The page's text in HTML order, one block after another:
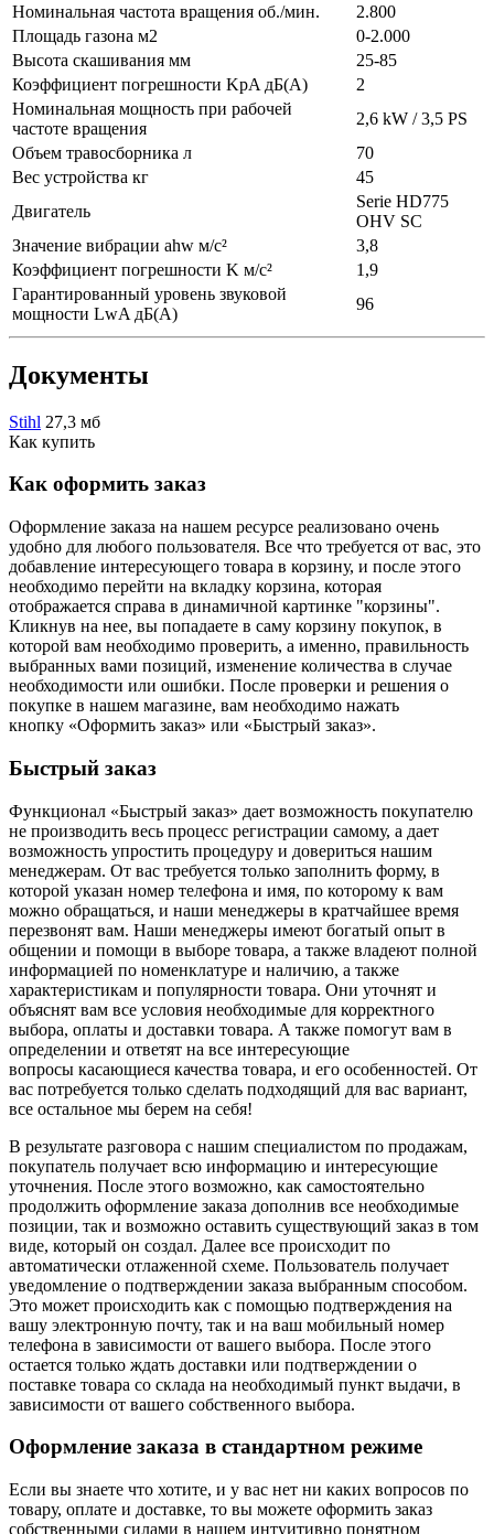
Номинальная частота вращения об./мин.
2.800
Площадь газона м2
0-2.000
Высота скашивания мм
25-85
Коэффициент погрешности KpA дБ(A)
2
Номинальная мощность при рабочей
частоте вращения
2,6 kW / 3,5 PS
Объем травосборника л
70
Вес устройства кг
45
Двигатель
Serie HD775
OHV SC
Значение вибрации ahw м/с²
3,8
Коэффициент погрешности K м/с²
1,9
Гарантированный уровень звуковой
мощности LwA дБ(A)
96
Документы
Stihl 27,3 мб
Как купить
Как оформить заказ
Оформление заказа на нашем ресурсе реализовано очень
удобно для любого пользователя. Все что требуется от вас, это
добавление интересующего товара в корзину, и после этого
необходимо перейти на вкладку корзина, которая
отображается справа в динамичной картинке "корзины".
Кликнув на нее, вы попадаете в саму корзину покупок, в
которой вам необходимо проверить, а именно, правильность
выбранных вами позиций, изменение количества в случае
необходимости или ошибки. После проверки и решения о
покупке в нашем магазине, вам необходимо нажать
кнопку «Оформить заказ» или «Быстрый заказ».
Быстрый заказ
Функционал «Быстрый заказ» дает возможность покупателю
не производить весь процесс регистрации самому, а дает
возможность упростить процедуру и довериться нашим
менеджерам. От вас требуется только заполнить форму, в
которой указан номер телефона и имя, по которому к вам
можно обращаться, и наши менеджеры в кратчайшее время
перезвонят вам. Наши менеджеры имеют богатый опыт в
общении и помощи в выборе товара, а также владеют полной
информацией по номенклатуре и наличию, а также
характеристикам и популярности товара. Они уточнят и
объяснят вам все условия необходимые для корректного
выбора, оплаты и доставки товара. А также помогут вам в
определении и ответят на все интересующие
вопросы касающиеся качества товара, и его особенностей. От
вас потребуется только сделать подходящий для вас вариант,
все остальное мы берем на себя!
В результате разговора с нашим специалистом по продажам,
покупатель получает всю информацию и интересующие
уточнения. После этого возможно, как самостоятельно
продолжить оформление заказа дополнив все необходимые
позиции, так и возможно оставить существующий заказ в том
виде, который он создал. Далее все происходит по
автоматически отлаженной схеме. Пользователь получает
уведомление о подтверждении заказа выбранным способом.
Это может происходить как с помощью подтверждения на
вашу электронную почту, так и на ваш мобильный номер
телефона в зависимости от вашего выбора. После этого
остается только ждать доставки или подтверждении о
поставке товара со склада на необходимый пункт выдачи, в
зависимости от вашего собственного выбора.
Оформление заказа в стандартном режиме
Если вы знаете что хотите, и у вас нет ни каких вопросов по
товару, оплате и доставке, то вы можете оформить заказ
собственными силами в нашем интуитивно понятном